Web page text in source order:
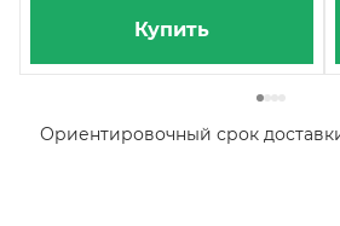
Купить
Ориентировочный срок